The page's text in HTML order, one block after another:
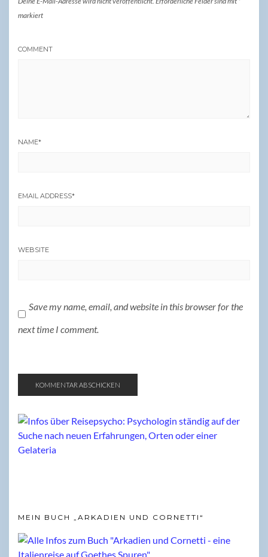
markiert
COMMENT
NAME*
EMAIL ADDRESS*
WEBSITE
Save my name, email, and website in this browser for the
next time I comment.
MEIN BUCH „ARKADIEN UND CORNETTI“